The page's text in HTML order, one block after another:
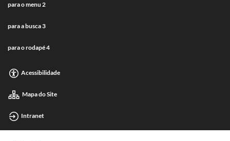
para o menu 2
para a busca3
para o rodapé4
Acessibilidade
Mapa do Site
Intranet